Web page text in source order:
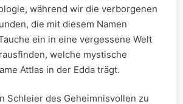
während wir ‍die verborgenen
die mit diesem Namen
ein in​ eine‍ vergessene Welt
welche​ mystische
AttIas in der ⁢Edda ‌trägt.
Schleier des Geheimnisvollen zu